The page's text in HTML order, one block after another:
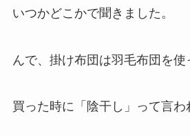
いつかどこかで聞きました。
んで、掛け布団は羽毛布団を
買った時に「陰干し」って言わ